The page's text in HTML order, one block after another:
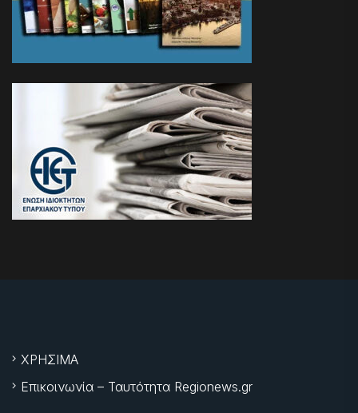
ΧΡΗΣΙΜΑ
Επικοινωνία – Ταυτότητα Regionews.gr